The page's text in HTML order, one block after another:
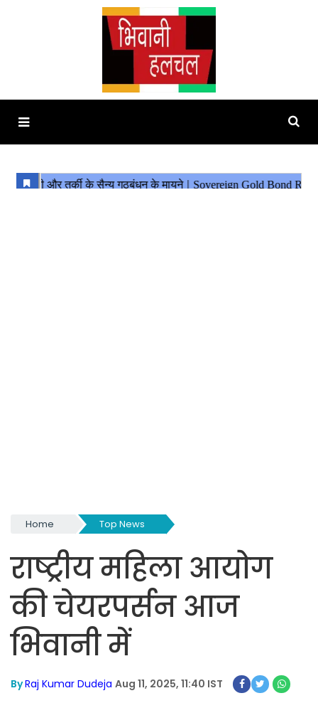
Home Top News
राष्ट्रीय महिला आयोग
की चेयरपर्सन आज
भिवानी में
ByRaj Kumar Dudeja Aug 11, 2025, 11:40 IST